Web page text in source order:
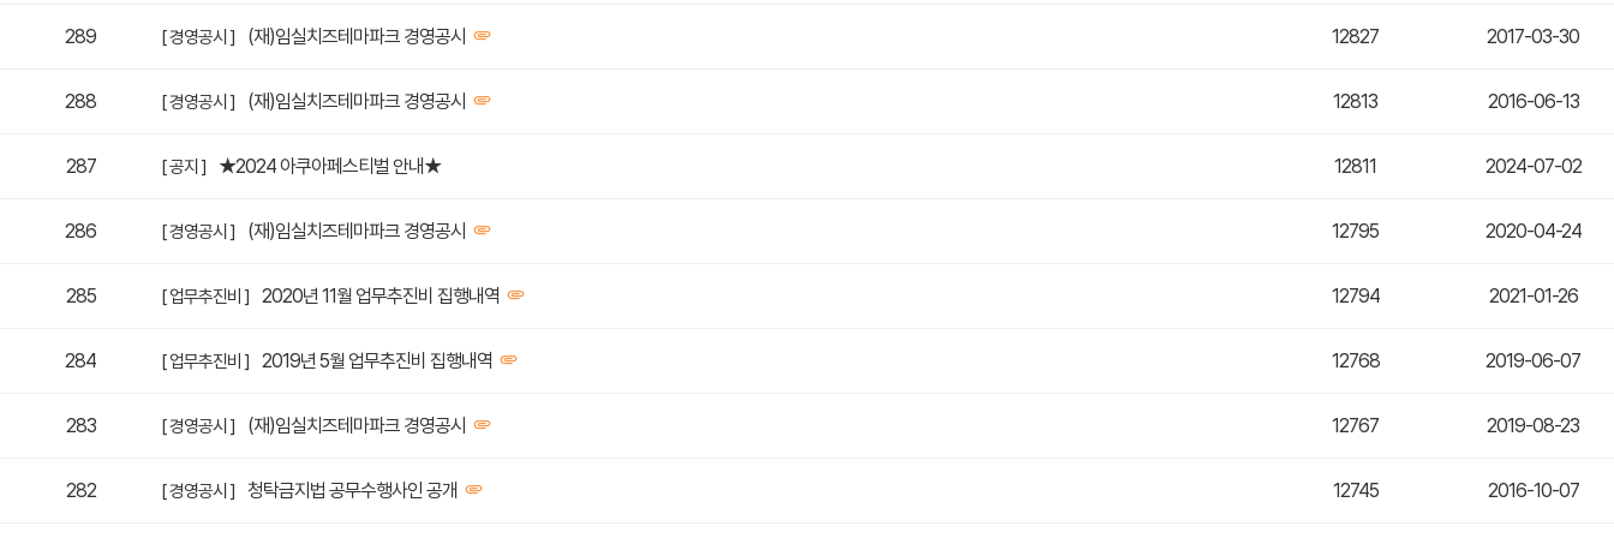
289 [ 경영공시 ] (재)임실치즈테마파크 경영공시 12827 2017-03-30
288 [ 경영공시 ] (재)임실치즈테마파크 경영공시 12813 2016-06-13
287 [ 공지 ] ★2024 아쿠아페스티벌 안내★ 12811 2024-07-02
286 [ 경영공시 ] (재)임실치즈테마파크 경영공시 12795 2020-04-24
285 [ 업무추진비 ] 2020년 11월 업무추진비 집행내역 12794 2021-01-26
284 [ 업무추진비 ] 2019년 5월 업무추진비 집행내역 12768 2019-06-07
283 [ 경영공시 ] (재)임실치즈테마파크 경영공시 12767 2019-08-23
282 [ 경영공시 ] 청탁금지법 공무수행사인 공개 12745 2016-10-07